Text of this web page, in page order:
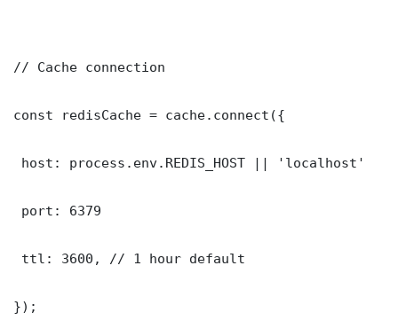
// Cache connection
const redisCache = cache.connect({
host: process.env.REDIS_HOST || 'localhost'
port: 6379
ttl: 3600, // 1 hour default
});